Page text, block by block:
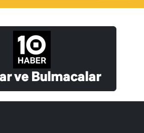
ve Bulmacalar